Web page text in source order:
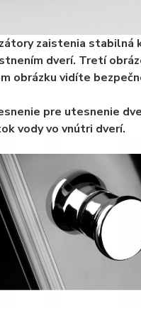
zaistenia stabilná
dverí. Tretí
obrázku vidíte
pre utesnenie
vody vo vnútri dverí.